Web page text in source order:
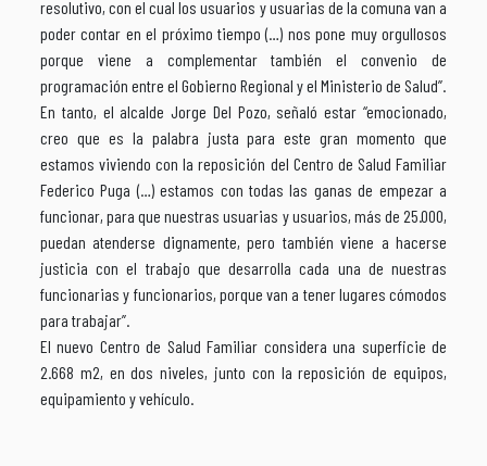
resolutivo, con el cual los usuarios y usuarias de la comuna van a
poder contar en el próximo tiempo (…) nos pone muy orgullosos
porque viene a complementar también el convenio de
programación entre el Gobierno Regional y el Ministerio de Salud”.
En tanto, el alcalde Jorge Del Pozo, señaló estar “emocionado,
creo que es la palabra justa para este gran momento que
estamos viviendo con la reposición del Centro de Salud Familiar
Federico Puga (…) estamos con todas las ganas de empezar a
funcionar, para que nuestras usuarias y usuarios, más de 25.000,
puedan atenderse dignamente, pero también viene a hacerse
justicia con el trabajo que desarrolla cada una de nuestras
funcionarias y funcionarios, porque van a tener lugares cómodos
para trabajar”.
El nuevo Centro de Salud Familiar considera una superficie de
2.668 m2, en dos niveles, junto con la reposición de equipos,
equipamiento y vehículo.